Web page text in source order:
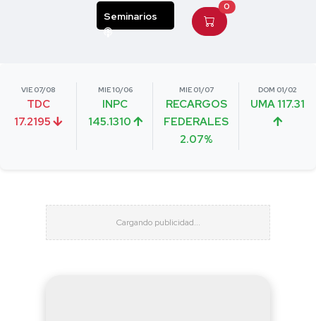
Seminarios
0
VIE 07/08
TDC
17.2195
MIE 10/06
INPC
145.1310
MIE 01/07
RECARGOS
FEDERALES
2.07%
DOM 01/02
UMA 117.31